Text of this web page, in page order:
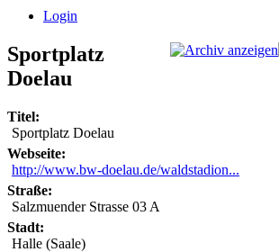
Login
Sportplatz
Doelau
Titel:
Sportplatz Doelau
Webseite:
http://www.bw-doelau.de/waldstadion...
Straße:
Salzmuender Strasse 03 A
Stadt:
Halle (Saale)